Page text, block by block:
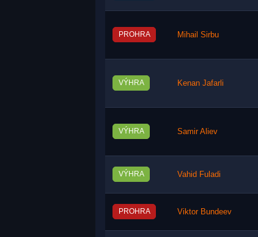
PROHRA Mihail Sirbu
VÝHRA Kenan Jafarli
VÝHRA Samir Aliev
VÝHRA Vahid Fuladi
PROHRA Viktor Bundeev